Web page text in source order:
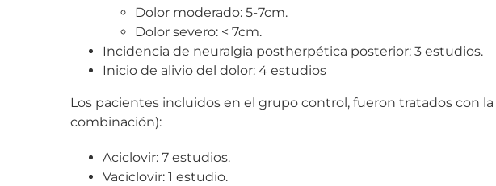
Dolor moderado: 5-7cm.
Dolor severo: < 7cm.
Incidencia de neuralgia postherpética posterior: 3 estudios.
Inicio de alivio del dolor: 4 estudios
Los pacientes incluidos en el grupo control, fueron tratados con
combinación):
Aciclovir: 7 estudios.
Vaciclovir: 1 estudio.